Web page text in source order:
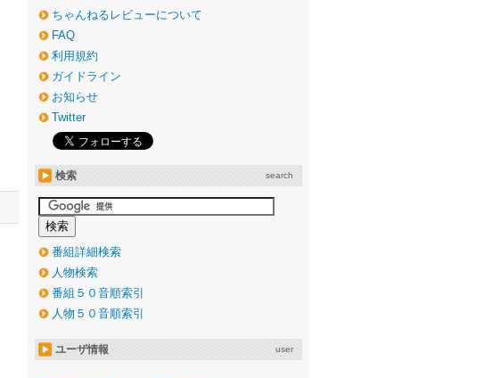
ちゃんねるレビューについて
FAQ
利用規約
ガイドライン
お知らせ
Twitter
検索 search
番組詳細検索
人物検索
番組５０音順索引
人物５０音順索引
ユーザ情報 user